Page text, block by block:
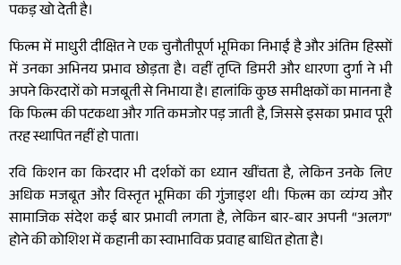
पकड़ खो देती है।
फिल्म में माधुरी दीक्षित ने एक चुनौतीपूर्ण भूमिका निभाई है और अंतिम हिस्सों
में उनका अभिनय प्रभाव छोड़ता है। वहीं तृप्ति डिमरी और धारणा दुर्गा ने भी
अपने किरदारों को मजबूती से निभाया है। हालांकि कुछ समीक्षकों का मानना है
कि फिल्म की पटकथा और गति कमजोर पड़ जाती है, जिससे इसका प्रभाव पूरी
तरह स्थापित नहीं हो पाता।
रवि किशन का किरदार भी दर्शकों का ध्यान खींचता है, लेकिन उनके लिए
अधिक मजबूत और विस्तृत भूमिका की गुंजाइश थी। फिल्म का व्यंग्य और
सामाजिक संदेश कई बार प्रभावी लगता है, लेकिन बार-बार अपनी “अलग”
होने की कोशिश में कहानी का स्वाभाविक प्रवाह बाधित होता है।